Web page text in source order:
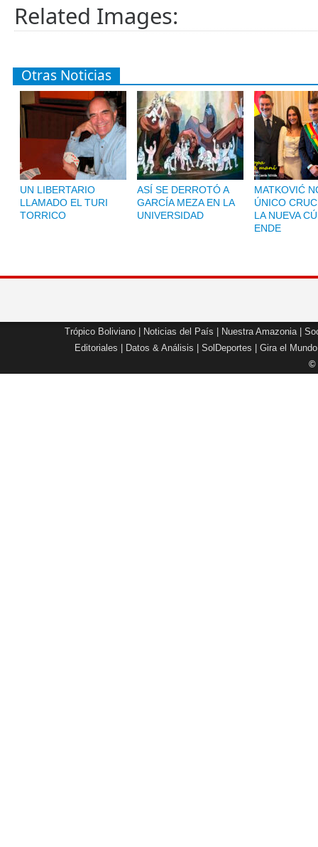
Related Images:
Otras Noticias
UN LIBERTARIO
LLAMADO EL TURI
TORRICO
ASÍ SE DERROTÓ A
GARCÍA MEZA EN LA
UNIVERSIDAD
MATKOVIĆ
ÚNICO
LA NUEVA
ENDE
Trópico Boliviano Noticias del País Nuestra Amazonia|
Editoriales
Datos & Análisis SolDeportes Gira el Mundo
©